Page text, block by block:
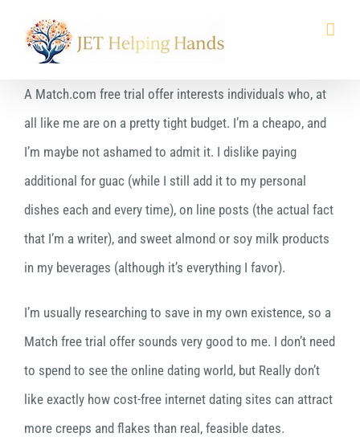
A Match.com free trial offer interests individuals who, at
all like me are on a pretty tight budget. I’m a cheapo, and
I’m maybe not ashamed to admit it. I dislike paying
additional for guac (while I still add it to my personal
dishes each and every time), on line posts (the actual fact
that I’m a writer), and sweet almond or soy milk products
in my beverages (although it’s everything I favor).
I’m usually researching to save in my own existence, so a
Match free trial offer sounds very good to me. I don’t need
to spend to see the online dating world, but Really don’t
like exactly how cost-free internet dating sites can attract
more creeps and flakes than real, feasible dates.